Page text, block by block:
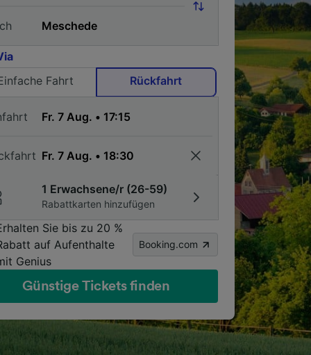
Fahrt
Rückfahrt
1 Erwachsene/r (26-59)
Rabattkarten hinzufügen
Sie bis zu 20 %
auf Aufenthalte
Genius
Booking.com
Günstige Tickets finden